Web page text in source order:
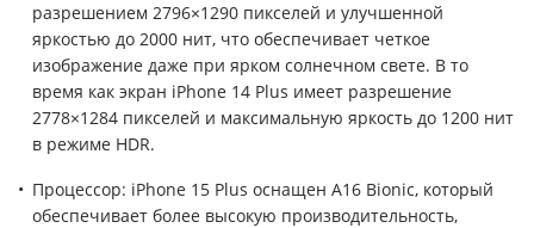
разрешением 2796×1290 пикселей и улучшенной
яркостью до 2000 нит, что обеспечивает четкое
изображение даже при ярком солнечном свете. В то
время как экран iPhone 14 Plus имеет разрешение
2778×1284 пикселей и максимальную яркость до 1200 нит
в режиме HDR.
Процессор: iPhone 15 Plus оснащен A16 Bionic, который
обеспечивает более высокую производительность,